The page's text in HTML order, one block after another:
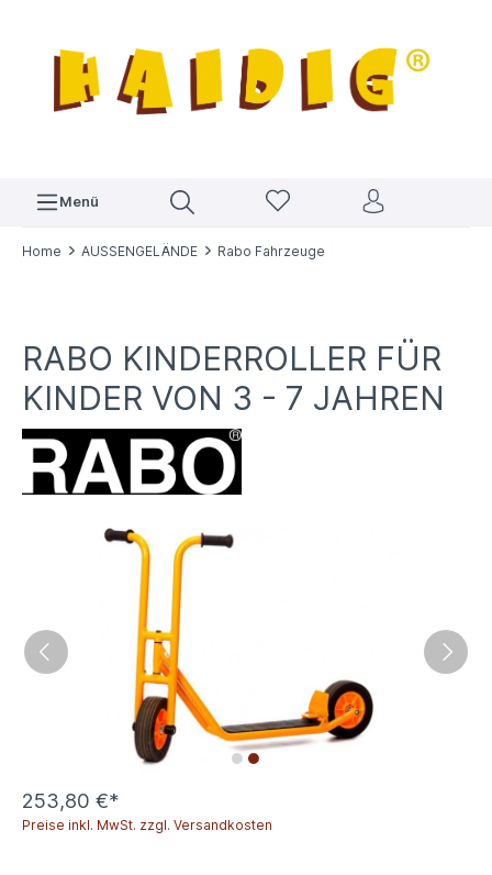
Menü
Home AUSSENGELÄNDE Rabo Fahrzeuge
RABO KINDERROLLER FÜR
KINDER VON 3 - 7 JAHREN
253,80 €*
Preise inkl. MwSt. zzgl. Versandkosten